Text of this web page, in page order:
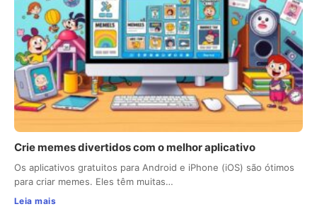
Crie memes divertidos com o melhor aplicativo
Os aplicativos gratuitos para Android e iPhone (iOS) são ótimos
para criar memes. Eles têm muitas…
Leia mais